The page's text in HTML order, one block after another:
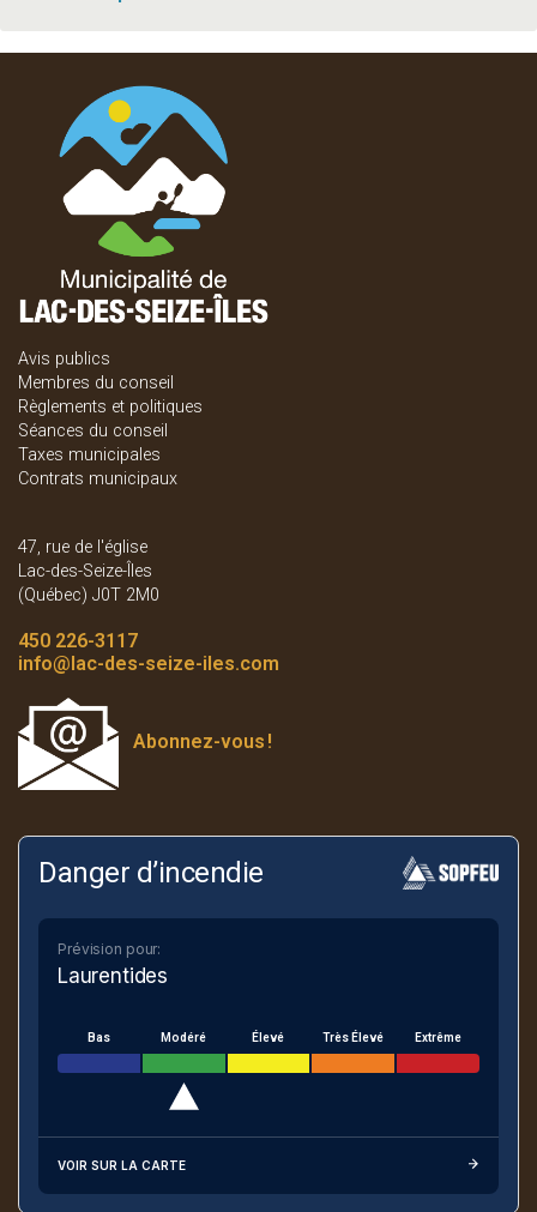
Avis publics
Membres du conseil
Règlements et politiques
Séances du conseil
Taxes municipales
Contrats municipaux
47, rue de l'église
Lac-des-Seize-Îles
(Québec) J0T 2M0
450 226-3117
info@lac-des-seize-iles.com
Abonnez-vous !
Danger d’incendie
Prévision pour:
Laurentides
Bas Modéré Élevé Très Élevé Extrême
VOIR SUR LA CARTE